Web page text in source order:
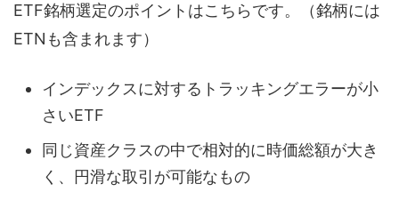
ETF銘柄選定のポイントはこちらです。（銘柄には
ETNも含まれます）
インデックスに対するトラッキングエラーが小
さいETF
同じ資産クラスの中で相対的に時価総額が大き
く、円滑な取引が可能なもの